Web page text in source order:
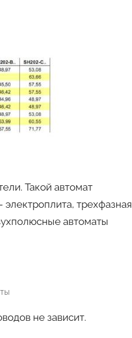
Такой автомат
трехфазная
автоматы
не зависит.